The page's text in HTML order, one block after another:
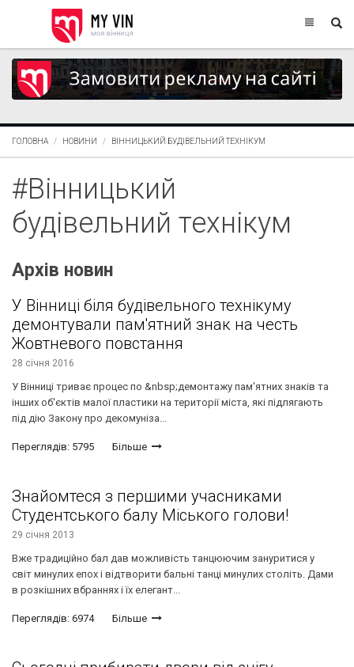
ГОЛОВНА НОВИНИ ВІННИЦЬКИЙ БУДІВЕЛЬНИЙ ТЕХНІКУМ
#Вінницький
будівельний технікум
Архів новин
У Вінниці біля будівельного технікуму
демонтували пам'ятний знак на честь
Жовтневого повстання
28 січня 2016
У Вінниці триває процес по &nbsp;демонтажу пам'ятних знаків та
інших об'єктів малої пластики на території міста, які підлягають
під дію Закону про декомуніза...
Переглядів: 5795 Більше
Знайомтеся з першими учасниками
Студентського балу Міського голови!
29 січня 2013
Вже традиційно бал дав можливість танцюючим зануритися у
світ минулих епох і відтворити бальні танці минулих століть. Дами
в розкішних вбраннях і їх елегант...
Переглядів: 6974 Більше